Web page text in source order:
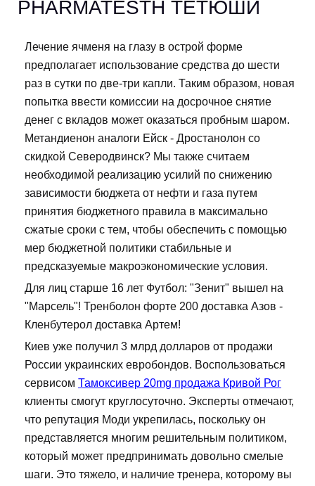
PHARMATESTH ТЕТЮШИ
Лечение ячменя на глазу в острой форме
предполагает использование средства до шести
раз в сутки по две-три капли. Таким образом, новая
попытка ввести комиссии на досрочное снятие
денег с вкладов может оказаться пробным шаром.
Метандиенон аналоги Ейск - Дростанолон со
скидкой Северодвинск? Мы также считаем
необходимой реализацию усилий по снижению
зависимости бюджета от нефти и газа путем
принятия бюджетного правила в максимально
сжатые сроки с тем, чтобы обеспечить с помощью
мер бюджетной политики стабильные и
предсказуемые макроэкономические условия.
Для лиц старше 16 лет Футбол: "Зенит" вышел на
"Марсель"! Тренболон форте 200 доставка Азов -
Кленбутерол доставка Артем!
Киев уже получил 3 млрд долларов от продажи
России украинских евробондов. Воспользоваться
сервисом Тамоксивер 20mg продажа Кривой Рог
клиенты смогут круглосуточно. Эксперты отмечают,
что репутация Моди укрепилась, поскольку он
представляется многим решительным политиком,
который может предпринимать довольно смелые
шаги. Это тяжело, и наличие тренера, которому вы